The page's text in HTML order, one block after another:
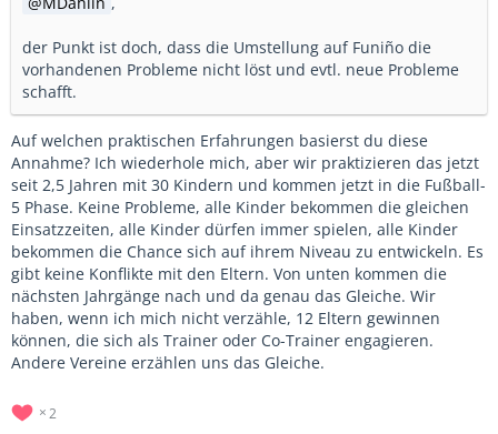
der Punkt ist doch, dass die Umstellung auf Funiño die
vorhandenen Probleme nicht löst und evtl. neue Probleme
schafft.
Auf welchen praktischen Erfahrungen basierst du diese
Annahme? Ich wiederhole mich, aber wir praktizieren das jetzt
seit 2,5 Jahren mit 30 Kindern und kommen jetzt in die Fußball-
5 Phase. Keine Probleme, alle Kinder bekommen die gleichen
Einsatzzeiten, alle Kinder dürfen immer spielen, alle Kinder
bekommen die Chance sich auf ihrem Niveau zu entwickeln. Es
gibt keine Konflikte mit den Eltern. Von unten kommen die
nächsten Jahrgänge nach und da genau das Gleiche. Wir
haben, wenn ich mich nicht verzähle, 12 Eltern gewinnen
können, die sich als Trainer oder Co-Trainer engagieren.
Andere Vereine erzählen uns das Gleiche.
2